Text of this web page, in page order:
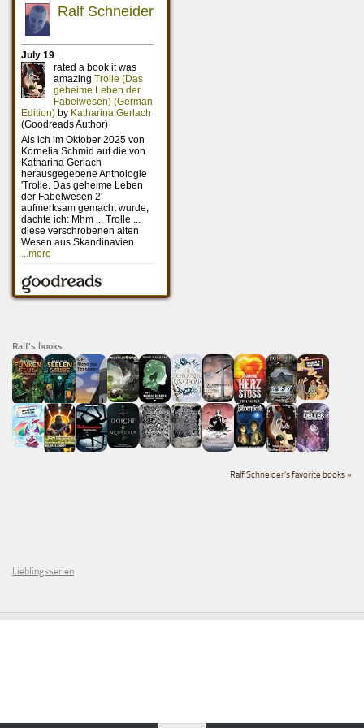
Ralf's books
Ralf Schneider's favorite books »
Lieblingsserien